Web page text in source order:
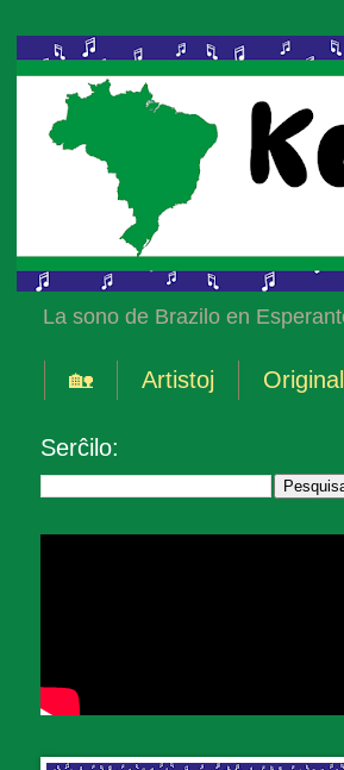
La sono de Brazilo en
🏡 Artistoj
Serĉilo: